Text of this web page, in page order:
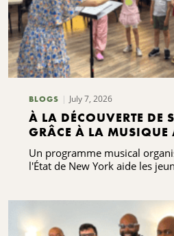
BLOGS July 7, 2026
À LA DÉCOUVERTE DE
GRÂCE À LA MUSIQUE
GRACENOTE
Un programme musical
l'État de New York aide les